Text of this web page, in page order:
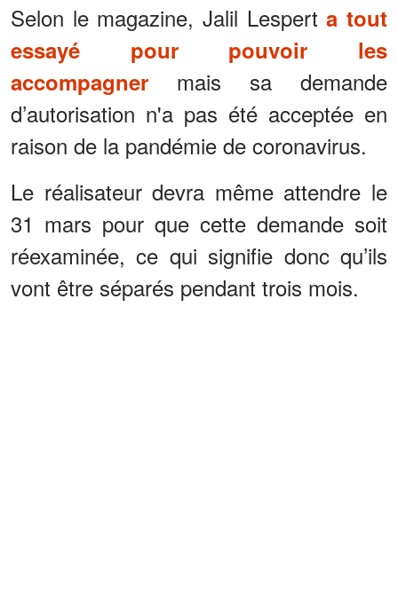
Selon le magazine, Jalil Lesperta tout
essayé pour pouvoir les
accompagner mais sa demande
d’autorisation n'a pas été acceptée en
raison de la pandémie de coronavirus.
Le réalisateur devra même attendre le
31 mars pour que cette demande soit
réexaminée, ce qui signifie donc qu’ils
vont être séparés pendant trois mois.